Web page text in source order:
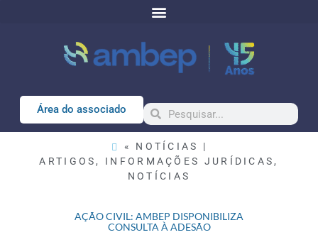
Área do associado
« NOTÍCIAS |
ARTIGOS , INFORMAÇÕES JURÍDICAS ,
NOTÍCIAS
AÇÃO CIVIL: AMBEP DISPONIBILIZA
CONSULTA À ADESÃO